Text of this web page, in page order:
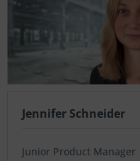
Jennifer Schneider
Junior Product Manager